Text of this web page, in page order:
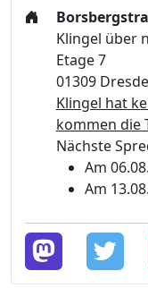
Klingel über
Etage 7
01309
Klingel hat
kommen die
Nächste
Am
Am